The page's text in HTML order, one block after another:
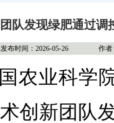
队发现绿肥通过
发布时间：2026-05-26 作者
农业科学
创新团队